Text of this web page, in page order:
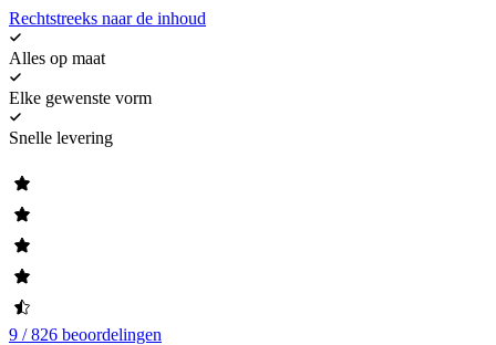
Rechtstreeks naar de inhoud
Alles op maat
Elke gewenste vorm
Snelle levering
9 / 826 beoordelingen